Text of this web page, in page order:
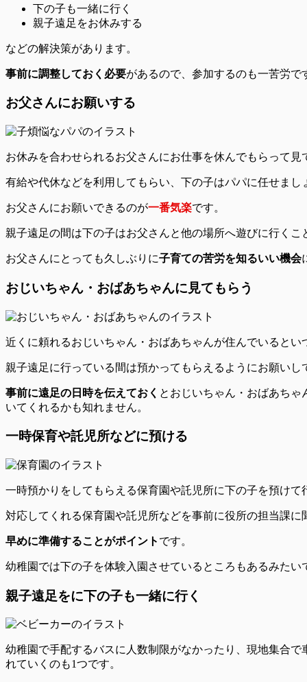
下の子も一緒に行く
親子遠足をお休みする
などの解決策があります。
事前に調整しておく必要があるので、参加するのも一苦労で
お父さんにお願いする
お休みを合わせられるお父さんにお仕事を休んでもらって見
有給や代休などを利用してもらい、下の子はパパに任せまし
お父さんにお願いできるのが一番気楽です。
親子遠足の間は下の子はお父さんと他の場所へ遊びに行くこ
お父さんにとっても久しぶりに子育ての苦労を知るいい機会
おじいちゃん・おばあちゃんに見てもらう
近くに頼れるおじいちゃん・おばあちゃんが住んでいる とい
親子遠足に行っている間は預かってもらえるようにお願いし
事前に遠足の日時を伝えておく とおじいちゃん・おばあち
いてくれるかも知れません。
一時保育や託児所などに預ける
一時預かりをしてもらえる保育園や託児所に下の子を預けて
対応してくれる保育園や託児所などを事前に役所の担当課
早めに準備することがポイント です。
幼稚園では下の子を体験入園させているところもあるみたい
親子遠足をに下の子も一緒に行く
幼稚園で手配するバスに人数制限がなかったり、現地集合で
れていくのも1つです。